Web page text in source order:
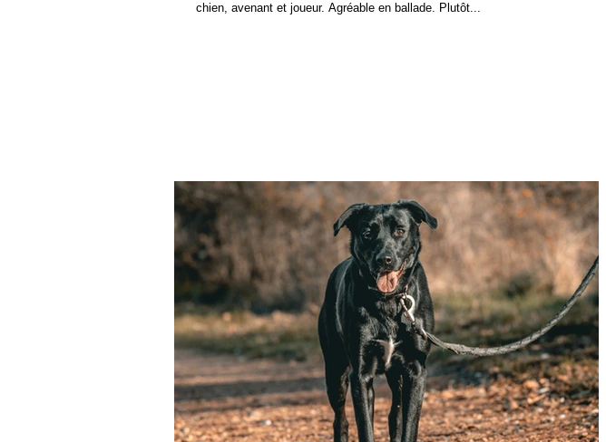
chien, avenant et joueur. Agréable en ballade. Plutôt...